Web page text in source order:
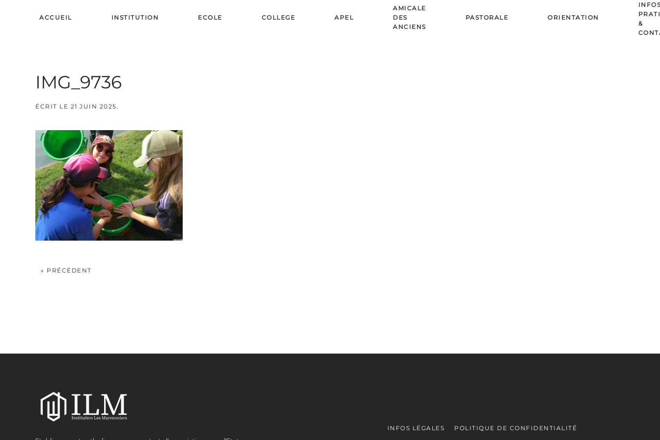
ACCUEIL INSTITUTION ECOLE COLLEGE APEL
AMICALE
DES
ANCIENS
PASTORALE ORIENTATION
&
IMG_9736
ÉCRIT LE 21 JUIN 2025.
« PRÉCÉDENT
INFOS LÉGALES POLITIQUE DE CONFIDENTIALITÉ